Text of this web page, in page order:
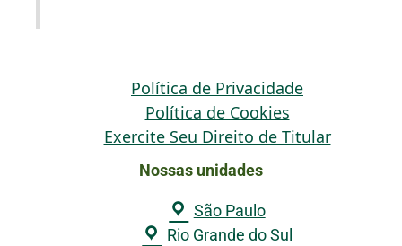
Política de Privacidade
Política de Cookies
Exercite Seu Direito de Titular
Nossas unidades
São Paulo
Rio Grande do Sul